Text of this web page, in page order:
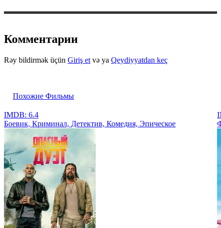
Комментарии
Rəy bildirmək üçün Giriş et və ya Qeydiyyatdan keç
Похожие Фильмы
IMDB: 6.4
Боевик, Криминал, Детектив, Комедия, Эпическое